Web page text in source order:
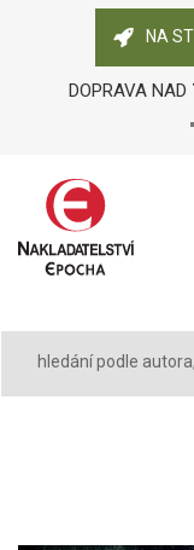
NA
DOPRAVA NAD